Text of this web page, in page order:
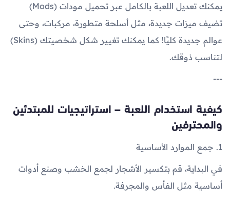
يمكنك تعديل اللعبة بالكامل عبر تحميل مودات (Mods)
تضيف ميزات جديدة، مثل أسلحة متطورة، مركبات، وحتى
عوالم جديدة كليًا! كما يمكنك تغيير شكل شخصيتك (Skins)
لتناسب ذوقك.
---
كيفية استخدام اللعبة – استراتيجيات للمبتدئين
والمحترفين
1. جمع الموارد الأساسية
في البداية، قم بتكسير الأشجار لجمع الخشب وصنع أدوات
أساسية مثل الفأس والمجرفة.